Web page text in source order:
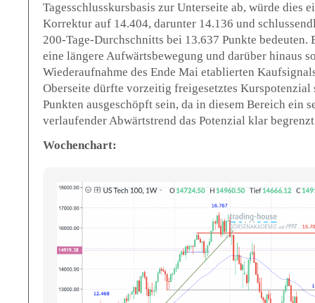
Tagesschlusskursbasis zur Unterseite ab, würde dies
Korrektur auf 14.404, darunter 14.136 und
200-Tage-Durchschnitts bei 13.637 Punkte bedeuten.
eine längere Aufwärtsbewegung und darüber hinaus
Wiederaufnahme des Ende Mai etablierten
Oberseite dürfte vorzeitig freigesetztes Kurspotenzial
Punkten ausgeschöpft sein, da in diesem Bereich ein
verlaufender Abwärtstrend das Potenzial klar
Wochenchart: